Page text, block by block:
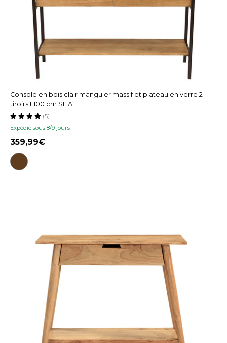
Console en bois clair manguier massif et plateau en verre 2
tiroirs L100 cm SITA
Expédié sous 8/9 jours
(5)
359,99